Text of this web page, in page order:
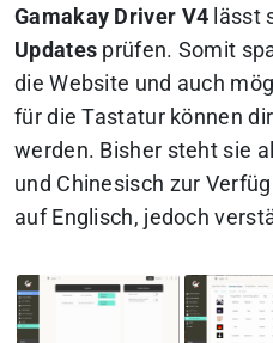
Gamakay Driver V4 lässt
Updates prüfen. Somit
die Website und auch
für die Tastatur können
werden. Bisher steht sie
und Chinesisch zur
auf Englisch, jedoch